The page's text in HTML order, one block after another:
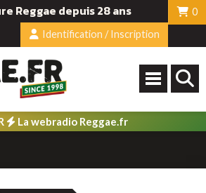
Reggae depuis 28 ans
0
Identification / Inscription
La webradio Reggae.fr